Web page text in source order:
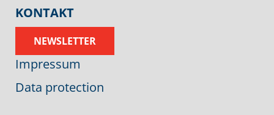
KONTAKT
NEWSLETTER
Impressum
Data protection